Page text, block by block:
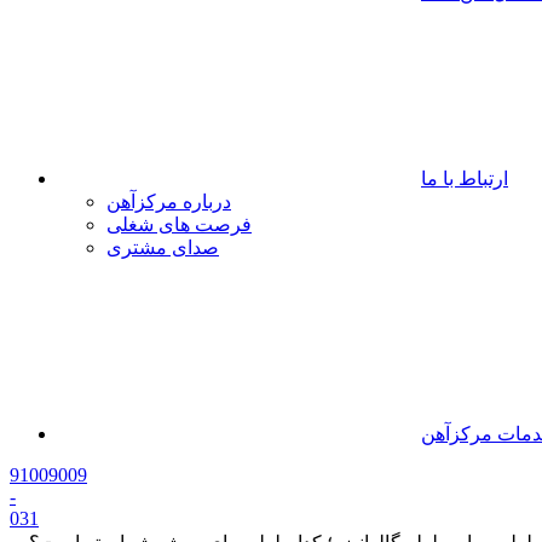
ارتباط با ما
درباره مرکزآهن
فرصت های شغلی
صدای مشتری
مرکزآهن
91009009
-
031